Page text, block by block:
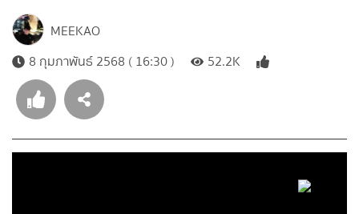
MEEKAO
8 กุมภาพันธ์ 2568 ( 16:30 )
52.2K